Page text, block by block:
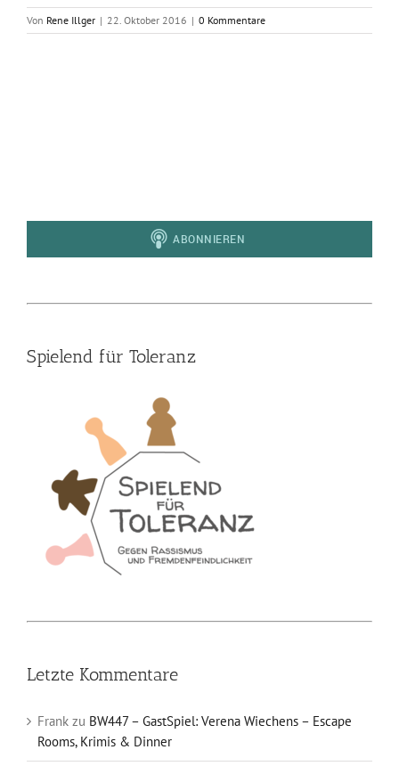
Von Rene Illger | 22. Oktober 2016 | 0 Kommentare
Spielend für Toleranz
Letzte Kommentare
Frank zu BW447 – GastSpiel: Verena Wiechens – Escape
Rooms, Krimis & Dinner